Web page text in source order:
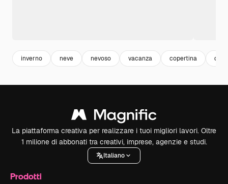
inverno neve nevoso vacanza copertina
La piattaforma creativa per realizzare i tuoi migliori lavori. Oltre
1 milione di abbonati tra creativi, imprese, agenzie e studi.
Italiano
Prodotti